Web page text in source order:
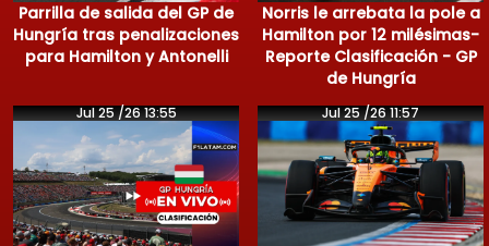
Parrilla de salida del GP de
Hungría tras penalizaciones
para Hamilton y Antonelli
Norris le arrebata la pole a
Hamilton por 12 milésimas-
Reporte Clasificación - GP
de Hungría
Jul 25 /26 13:55 Jul 25 /26 11:57